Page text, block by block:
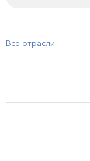
Все отрасли